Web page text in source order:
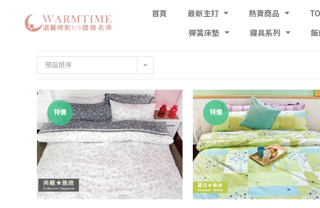
首頁 最新主打 熱賣商品
彈簧床墊
寢具系列
預設排序
特價 特價